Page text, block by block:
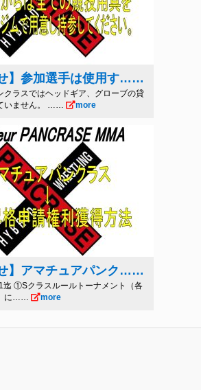
せ】参加選手は使用す……
クラスではヘッドギア、グローブの貸
いません。 ……
more
せ】アマチュアパンク……
①Sクラスルールトーナメント（各
に……
more